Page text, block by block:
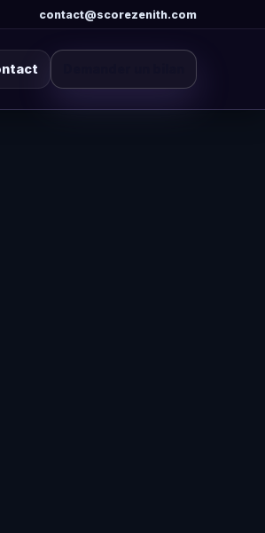
contact@scorezenith.com